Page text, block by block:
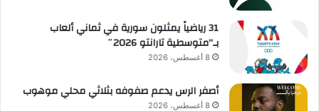
31 رياضياً يمثلون سورية في ثماني ألعاب
بـ”متوسطية تارانتو 2026″
8 أغسطس، 2026
أصفر الرس يدعم صفوفه بثلاثي محلي موهوب
8 أغسطس، 2026